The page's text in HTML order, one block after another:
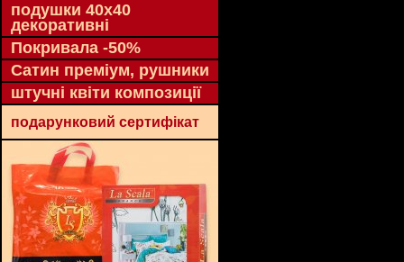
подушки 40х40
декоративні
Покривала -50%
Сатин преміум, рушники
штучні квіти композиції
подарунковий сертифікат